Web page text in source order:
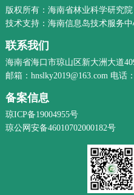
版权所有：海南省林业科学研究院
技术支持：海南信息岛技术服务中
联系我们
海南省海口市琼山区新大洲大道
邮箱：hnslky2019@163.com 电话
备案信息
琼ICP备19004955号
琼公网安备46010702000182号